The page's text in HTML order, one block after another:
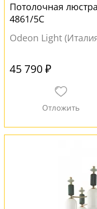
Потолочная
4861/5C
Odeon Light
45 790 ₽